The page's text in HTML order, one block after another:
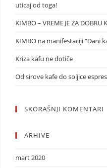
uticaj od toga!
KIMBO – VREME JE ZA
KIMBO na manifestaciji “Dani
Kriza kafu ne dotiče
Od sirove kafe do soljice
SKORAŠNJI KOMENTARI
ARHIVE
mart 2020